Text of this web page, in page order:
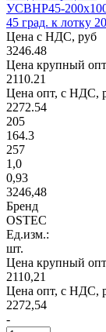
УСВНР45-
45 град. к лотку
Цена с НДС, руб
3246.48
Цена крупный
2110.21
Цена опт, с НДС,
2272.54
205
164.3
257
1,0
0,93
3246,48
Бренд
OSTEC
Ед.изм.:
шт.
Цена крупный
2110,21
Цена опт, с НДС,
2272,54
-